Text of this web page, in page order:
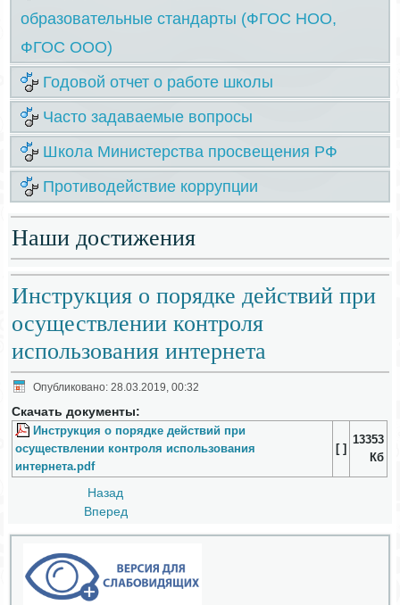
образовательные стандарты (ФГОС НОО,
ФГОС ООО)
Годовой отчет о работе школы
Часто задаваемые вопросы
Школа Министерства просвещения РФ
Противодействие коррупции
Наши достижения
Инструкция о порядке действий при
осуществлении контроля
использования интернета
Опубликовано: 28.03.2019, 00:32
Скачать документы:
Инструкция о порядке действий при
осуществлении контроля использования
интернета.pdf
[ ]
13353
Кб
Назад
Вперед